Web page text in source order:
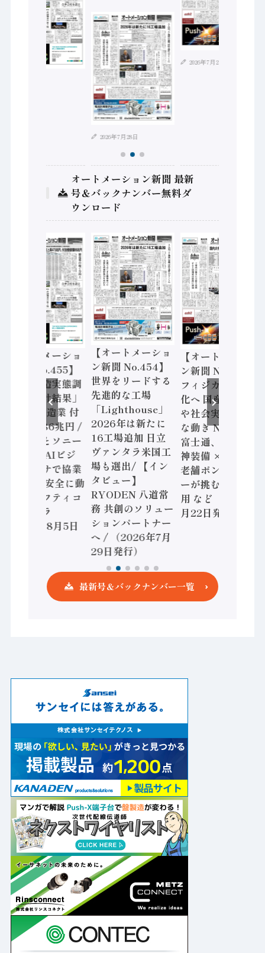
2026年7月28日
2026年7月21日
オートメーション新聞 最新
号＆バックナンバー無料ダ
ウンロード
【オートメーショ
ン新聞 No.455】
「経済構造実態調
査二次集計結果」
2024年製造業 付
加価値額86兆円 /
三菱電機とソニー
セミコン AIビジ
ョンセンサで協業
/ IDEC、安全に動
かすセーフティコ
ントローラ
（2026年8月5日
【オートメーショ
ン新聞 No.454】
世界をリードする
先進的な工場
「Lighthouse」
2026年は新たに
16工場追加 日立
ヴァンタラ米国工
場も選出/ 【イン
タビュー】
RYODEN 八道常
務 共創のソリュー
ションパートナー
へ / （2026年7月
29日発行）
【オートメーショ
ン新聞 No.453】
フィジカルAI本格
化へ 国産AI開発
や社会実装に活発
な動き Noetra、
富士通、日立 / 兵
神装備 × HMS、
老舗ポンプメーカ
ーが挑むデータ活
用 など（2026年7
月22日発行）
最新号＆バックナンバー一覧